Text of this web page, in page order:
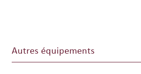
Autres équipements